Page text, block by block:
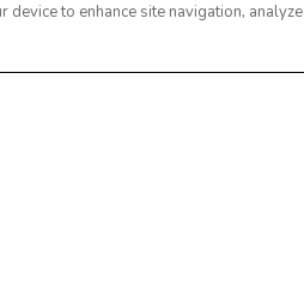
device to enhance site navigation, analyze